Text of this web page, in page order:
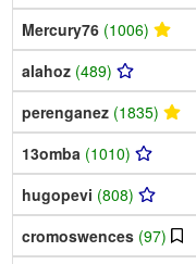
Mercury76 (1006)
alahoz (489)
perenganez (1835)
13omba (1010)
hugopevi (808)
cromoswences (97)